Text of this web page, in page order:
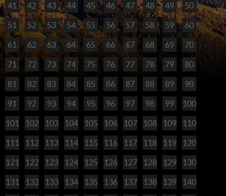
41 42 43 44 45 46 47 48 49 50
51 52 53 54 55 56 57 58 59 60
61 62 63 64 65 66 67 68 69 70
71 72 73 74 75 76 77 78 79 80
81 82 83 84 85 86 87 88 89 90
91 92 93 94 95 96 97 98 99 100
101 102 103 104 105 106 107 108 109 110
111 112 113 114 115 116 117 118 119 120
121 122 123 124 125 126 127 128 129 130
131 132 133 134 135 136 137 138 139 140